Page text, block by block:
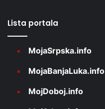
Lista portala
MojaSrpska.info
MojaBanjaLuka.info
MojDoboj.info